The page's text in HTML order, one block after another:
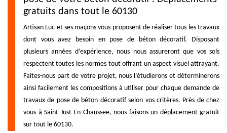
gratuits dans tout le 60130
Artisan Luc et ses maçons vous proposent de réaliser tous les travaux
dont vous avez besoin en pose de béton décoratif. Disposant
plusieurs années d’expérience, nous nous assureront que vos sols
respectent toutes les normes tout offrant un aspect visuel attrayant.
Faites-nous part de votre projet, nous l’étudierons et déterminerons
ainsi facilement les compositions à utiliser pour chaque demande de
travaux de pose de béton décoratif selon vos critères. Près de chez
vous à Saint Just En Chaussee, nous faisons un déplacement gratuit
sur tout le 60130.